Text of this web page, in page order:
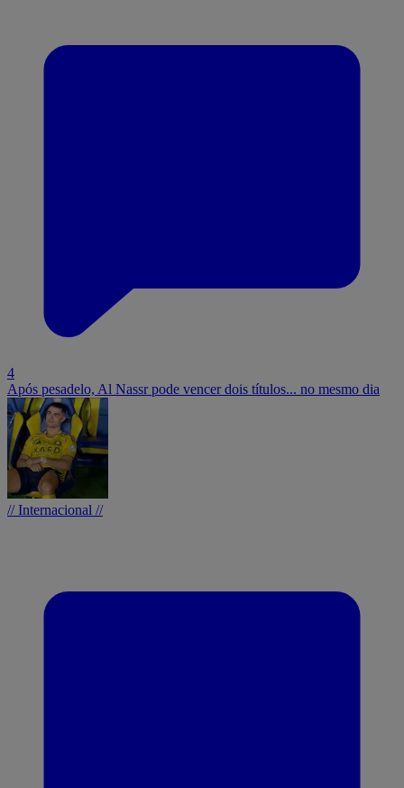
4
Após pesadelo, Al Nassr pode vencer dois títulos... no mesmo dia
// Internacional //